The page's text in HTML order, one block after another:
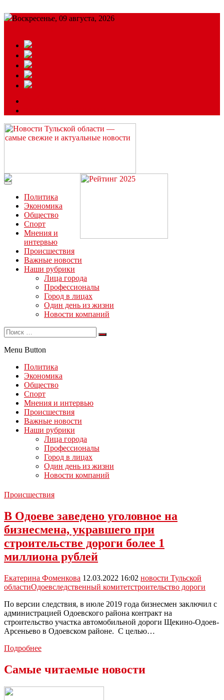
Воскресенье, 09 августа, 2026
Читайте последние новости дня в Тульской области на сайте
“ЗаНовомосковск”
Политика
Экономика
Общество
Спорт
Мнения и
интервью
Происшествия
Важные новости
Наши рубрики
Лица города
Профессионалы
Город в лицах
Один день из жизни
Новости компаний
Menu Button
Политика
Экономика
Общество
Спорт
Мнения и интервью
Происшествия
Важные новости
Наши рубрики
Лица города
Профессионалы
Город в лицах
Один день из жизни
Новости компаний
Происшествия
В Одоеве заведено уголовное на
бизнесмена, укравшего при
строительстве дороги более 1
миллиона рублей
Екатерина Фоменкова 12.03.2022 16:02 новости Тульской
областиОдоевследственный комитетстроительство дороги
По версии следствия, в июле 2019 года бизнесмен заключил с
администрацией Одоевского района контракт на
строительство участка автомобильной дороги Щекино-Одоев-
Арсеньево в Одоевском районе. С целью…
ПодробнееВ
уголовное
Самые читаемые новости